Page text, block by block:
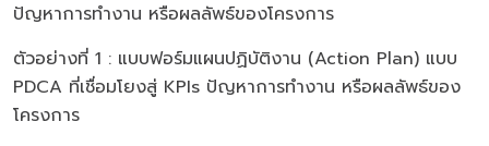
ปัญหาการทำงาน หรือผลลัพธ์ของโครงการ
ตัวอย่างที่ 1 : แบบฟอร์มแผนปฏิบัติงาน (Action Plan) แบบ
PDCA ที่เชื่อมโยงสู่ KPIs ปัญหาการทำงาน หรือผลลัพธ์ของ
โครงการ